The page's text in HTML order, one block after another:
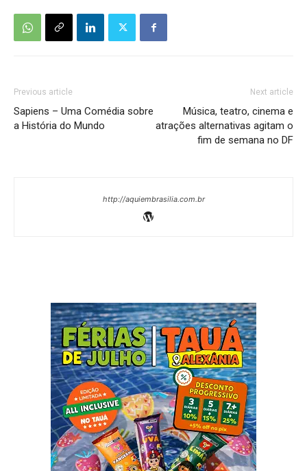
Previous article
Sapiens – Uma Comédia sobre
a História do Mundo
Next article
Música, teatro, cinema e
atrações alternativas agitam o
fim de semana no DF
http://aquiembrasilia.com.br